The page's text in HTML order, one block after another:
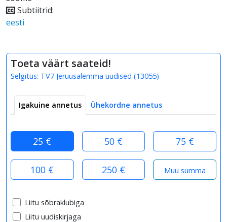
Subtiitrid:
eesti
Toeta väärt saateid!
Selgitus: TV7 Jeruusalemma uudised (13055)
Igakuine annetus Ühekordne annetus
25 € 50 € 75 €
100 € 250 €
Liitu sõbraklubiga
Liitu uudiskirjaga